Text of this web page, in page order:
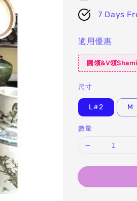
7 Days
適用優惠
圓領&V領
尺寸
L#2 M
數量